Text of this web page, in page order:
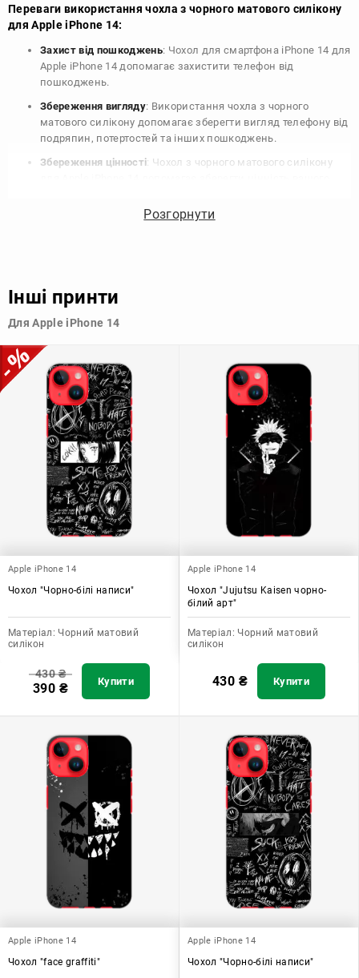
Переваги використання чохла з чорного матового силікону
для Apple iPhone 14:
Захист від пошкоджень: Чохол для смартфона iPhone 14 для
Apple iPhone 14 допомагає захистити телефон від
пошкоджень.
Збереження вигляду: Використання чохла з чорного
матового силікону допомагає зберегти вигляд телефону від
подряпин, потертостей та інших пошкоджень.
Збереження цінності: Чохол з чорного матового силікону
продати свій пристрій в майбутньому.
Узагалі, чохол для телефону - це дуже корисний аксесуар, який
допомагає захистити ваш пристрій, зберегти його цінність і
Розгорнути
Інші принти
Для Apple iPhone 14
Apple iPhone 14
Чохол "Чорно-білі написи"
Матеріал: Чорний матовий
силікон
430₴
390 ₴ Купити
Apple iPhone 14
Чохол "Jujutsu Kaisen чорно-
білий арт"
Матеріал: Чорний матовий
силікон
430 ₴ Купити
Apple iPhone 14
Чохол "face graffiti"
Apple iPhone 14
Чохол "Чорно-білі написи"